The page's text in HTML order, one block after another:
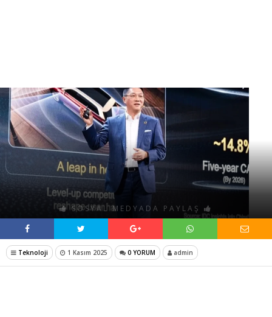
SOSYAL MEDYADA PAYLAŞ
Teknoloji 1 Kasım 2025 0 YORUM admin